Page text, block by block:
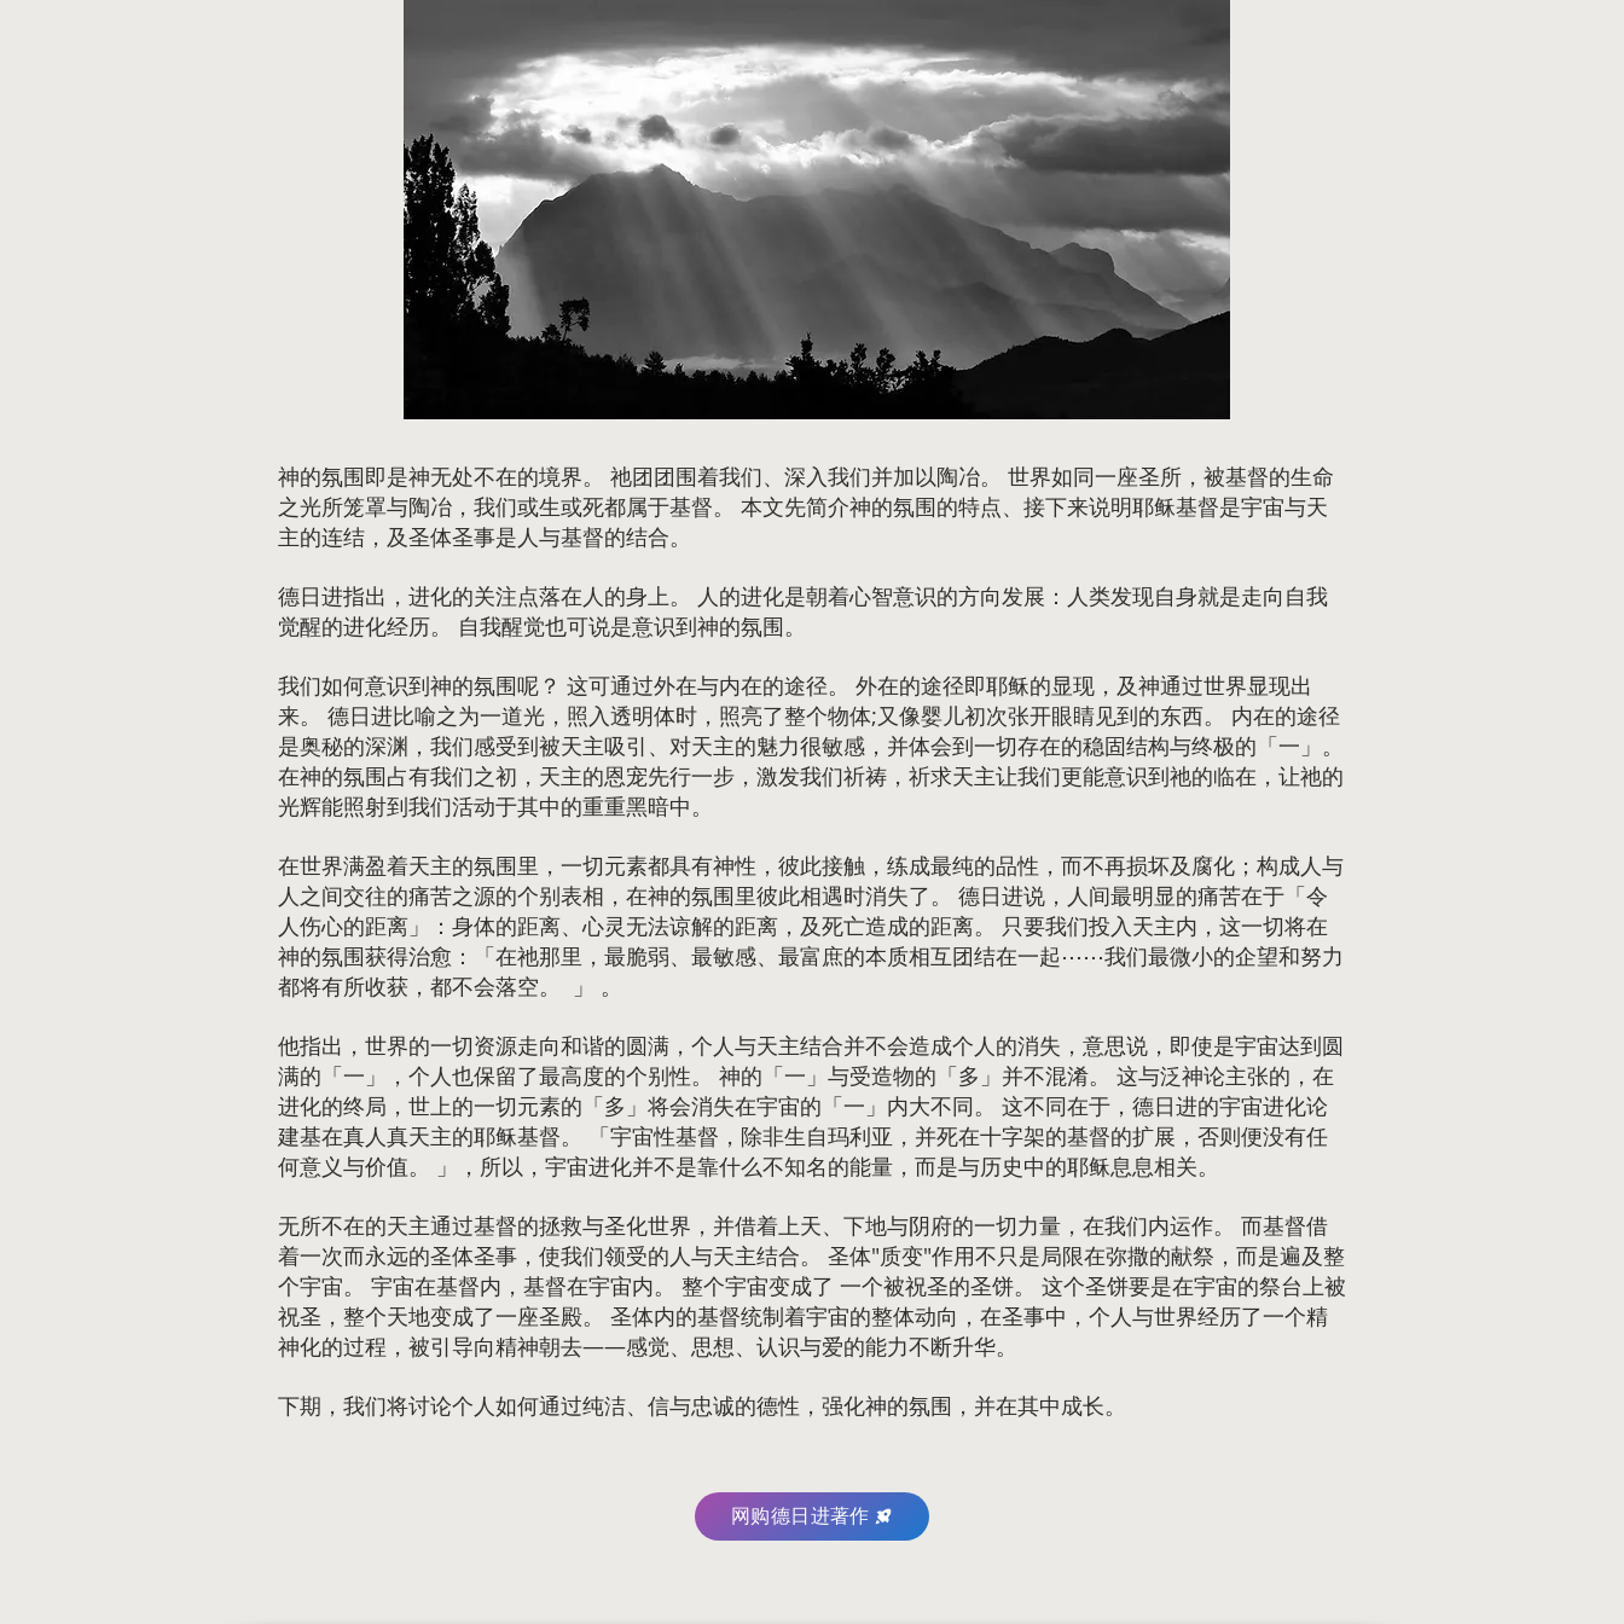
神的氛围即是神无处不在的境界。 祂团团围着我们、深入我们并加以陶冶。 世界如同一座圣所，被基督的生命
之光所笼罩与陶冶，我们或生或死都属于基督。 本文先简介神的氛围的特点、接下来说明耶稣基督是宇宙与天
主的连结，及圣体圣事是人与基督的结合。
德日进指出，进化的关注点落在人的身上。 人的进化是朝着心智意识的方向发展：人类发现自身就是走向自我
觉醒的进化经历。 自我醒觉也可说是意识到神的氛围。
我们如何意识到神的氛围呢？ 这可通过外在与内在的途径。 外在的途径即耶稣的显现，及神通过世界显现出
来。 德日进比喻之为一道光，照入透明体时，照亮了整个物体;又像婴儿初次张开眼睛见到的东西。 内在的途径
是奥秘的深渊，我们感受到被天主吸引、对天主的魅力很敏感，并体会到一切存在的稳固结构与终极的「一」。
在神的氛围占有我们之初，天主的恩宠先行一步，激发我们祈祷，祈求天主让我们更能意识到祂的临在，让祂的
光辉能照射到我们活动于其中的重重黑暗中。
在世界满盈着天主的氛围里，一切元素都具有神性，彼此接触，练成最纯的品性，而不再损坏及腐化；构成人与
人之间交往的痛苦之源的个别表相，在神的氛围里彼此相遇时消失了。 德日进说，人间最明显的痛苦在于「令
人伤心的距离」：身体的距离、心灵无法谅解的距离，及死亡造成的距离。 只要我们投入天主内，这一切将在
神的氛围获得治愈：「在祂那里，最脆弱、最敏感、最富庶的本质相互团结在一起⋯⋯我们最微小的企望和努力
都将有所收获，都不会落空。 」 。
他指出，世界的一切资源走向和谐的圆满，个人与天主结合并不会造成个人的消失，意思说，即使是宇宙达到圆
满的「一」，个人也保留了最高度的个别性。 神的「一」与受造物的「多」并不混淆。 这与泛神论主张的，在
进化的终局，世上的一切元素的「多」将会消失在宇宙的「一」内大不同。 这不同在于，德日进的宇宙进化论
建基在真人真天主的耶稣基督。 「宇宙性基督，除非生自玛利亚，并死在十字架的基督的扩展，否则便没有任
何意义与价值。 」，所以，宇宙进化并不是靠什么不知名的能量，而是与历史中的耶稣息息相关。
无所不在的天主通过基督的拯救与圣化世界，并借着上天、下地与阴府的一切力量，在我们内运作。 而基督借
着一次而永远的圣体圣事，使我们领受的人与天主结合。 圣体"质变"作用不只是局限在弥撒的献祭，而是遍及整
个宇宙。 宇宙在基督内，基督在宇宙内。 整个宇宙变成了 一个被祝圣的圣饼。 这个圣饼要是在宇宙的祭台上被
祝圣，整个天地变成了一座圣殿。 圣体内的基督统制着宇宙的整体动向，在圣事中，个人与世界经历了一个精
神化的过程，被引导向精神朝去——感觉、思想、认识与爱的能力不断升华。
下期，我们将讨论个人如何通过纯洁、信与忠诚的德性，强化神的氛围，并在其中成长。
网购德日进著作